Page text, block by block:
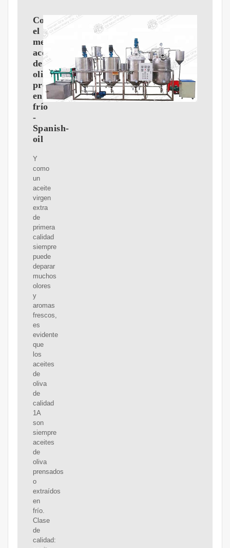
Compra
el
mejor
aceite
de
oliva
prensado
en
frío
-
Spanish-
oil
Y
como
un
aceite
virgen
extra
de
primera
calidad
siempre
puede
deparar
muchos
olores
y
aromas
frescos,
es
evidente
que
los
aceites
de
oliva
de
calidad
1A
son
siempre
aceites
de
oliva
prensados
o
extraídos
en
frío.
Clase
de
calidad: